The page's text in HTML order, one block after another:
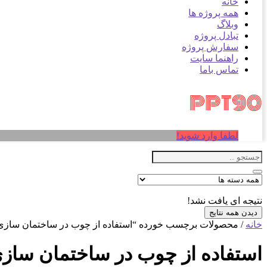
همه پروژه ها
وبلاگ
تبادل پروژه
سفارش پروژه
راهنما سایت
تماس باما
لطفا وارد شوید!
نتیجه ای یافت نشد!
دیدن همه نتایج
خانه / محصولات برچسب خورده “استفاده از چوب در ساختمان
استفاده از چوب در ساختمان